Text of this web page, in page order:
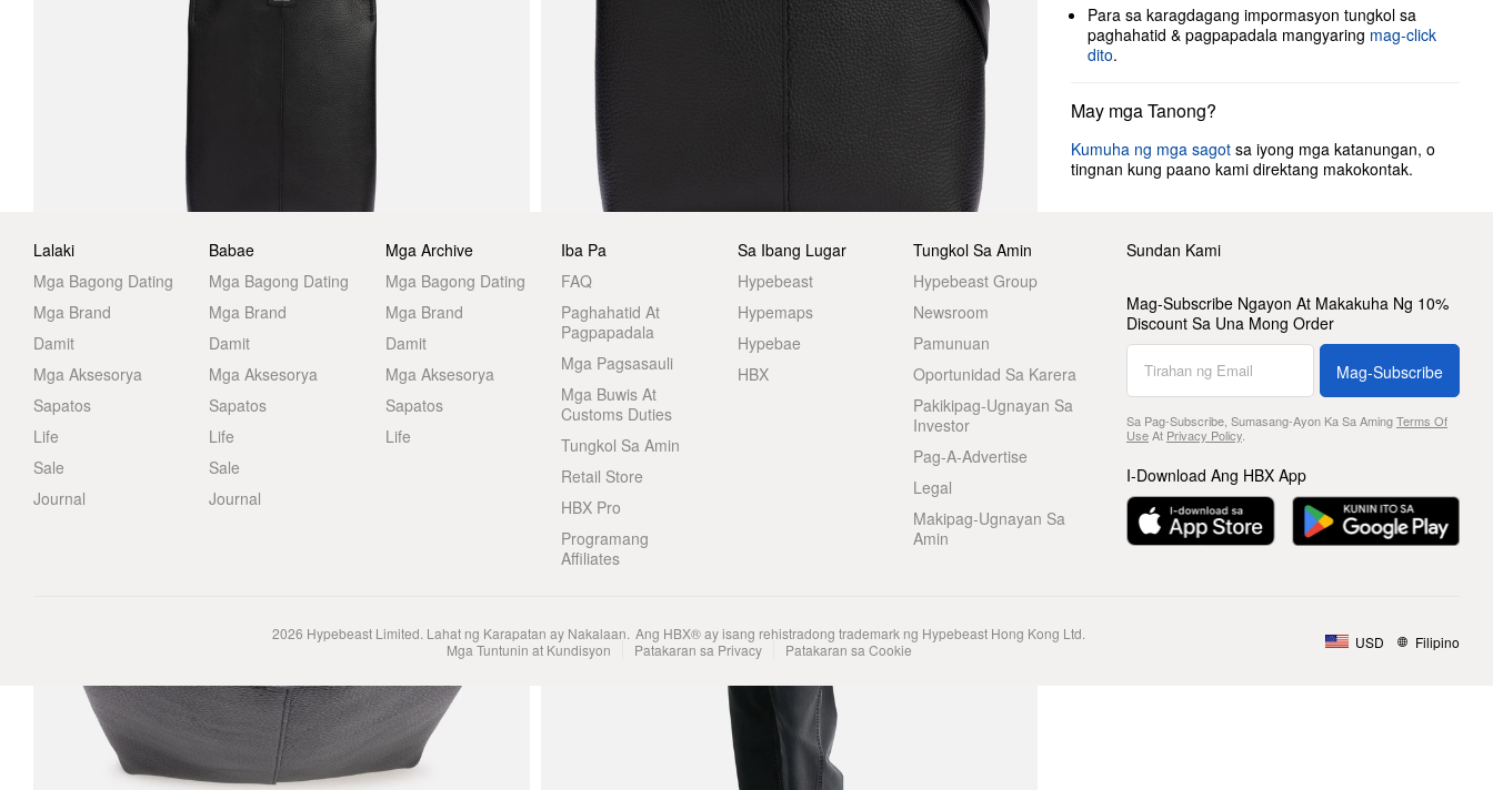
Para sa karagdagang impormasyon tungkol sa
paghahatid & pagpapadala mangyaring mag-click
dito.
May mga Tanong?
Kumuha ng mga sagot sa iyong mga katanungan, o
tingnan kung paano kami direktang makokontak.
Lalaki
Mga Bagong Dating
Mga Brand
Damit
Mga Aksesorya
Sapatos
Life
Sale
Journal
Babae
Mga Bagong Dating
Mga Brand
Damit
Mga Aksesorya
Sapatos
Life
Sale
Journal
Mga Archive
Mga Bagong Dating
Mga Brand
Damit
Mga Aksesorya
Sapatos
Life
Iba Pa
FAQ
Paghahatid At
Pagpapadala
Mga Pagsasauli
Mga Buwis At
Customs Duties
Tungkol Sa Amin
Retail Store
HBX Pro
Programang
Affiliates
Sa Ibang Lugar
Hypebeast
Hypemaps
Hypebae
HBX
Tungkol Sa Amin
Hypebeast Group
Newsroom
Pamunuan
Oportunidad Sa Karera
Pakikipag-Ugnayan Sa
Investor
Pag-A-Advertise
Legal
Makipag-Ugnayan Sa
Amin
Sundan Kami
Mag-Subscribe Ngayon At Makakuha Ng 10%
Discount Sa Una Mong Order
Mag-Subscribe
Sa Pag-Subscribe, Sumasang-Ayon Ka Sa AmingTerms Of
UseAt Privacy Policy.
I-Download Ang HBX App
2026 Hypebeast Limited. Lahat ng Karapatan ay Nakalaan. Ang HBX® ay isang rehistradong trademark ng Hypebeast Hong Kong Ltd.
Mga Tuntunin at Kundisyon
Patakaran sa Privacy Patakaran sa Cookie USD Filipino